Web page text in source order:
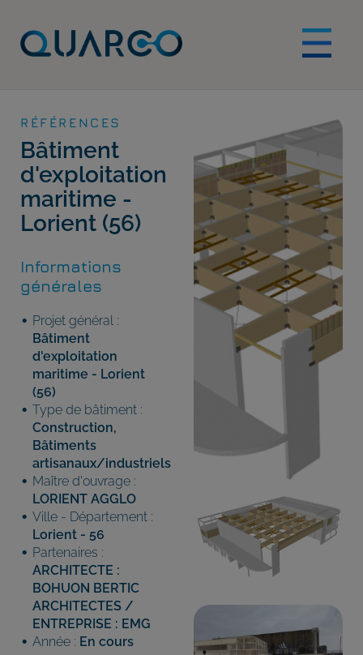
RÉFÉRENCES
Bâtiment
d'exploitation
maritime -
Lorient (56)
Informations
générales
Projet général :
Bâtiment
d'exploitation
maritime - Lorient
(56)
Type de bâtiment :
Construction,
Bâtiments
artisanaux/industriels
Maître d'ouvrage :
LORIENT AGGLO
Ville - Département :
Lorient - 56
Partenaires :
ARCHITECTE :
BOHUON BERTIC
ARCHITECTES /
ENTREPRISE : EMG
Année : En cours